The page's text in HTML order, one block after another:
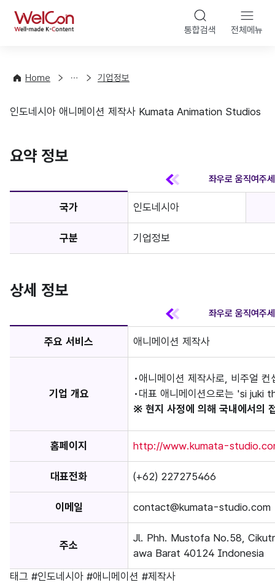
WelCon 통합검색 전체메뉴
Home
컨
팅
해
기
정
기업정보
기업정보
인도네시아 애니메이션 제작사 Kumata Animation Studios
요약 정보
국가 인도네시아
구분 기업정보
상세 정보
주요 서비스 애니메이션 제작사
기업 개요
애니메이션 제작사로, 비주얼
대표 애니메이션으로는 'si
※ 현지 사정에 의해 국내에서의
홈페이지 http://www.kumata-
대표전화 (+62) 227275466
이메일 contact@kumata-studio.com
주소
Jl. Phh. Mustofa No.58,
awa Barat 40124 Indonesia
태그 #인도네시아 #애니메이션 #제작사